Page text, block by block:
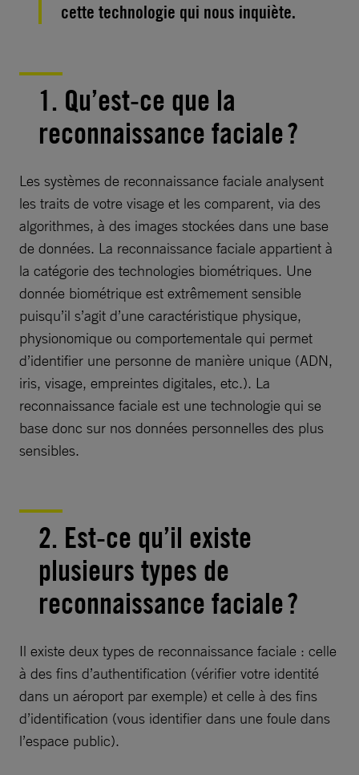
cette technologie qui nous inquiète.
1. Qu’est-ce que la
reconnaissance faciale ?
Les systèmes de reconnaissance faciale analysent
les traits de votre visage et les comparent, via des
algorithmes, à des images stockées dans une base
de données. La reconnaissance faciale appartient à
la catégorie des technologies biométriques. Une
donnée biométrique est extrêmement sensible
puisqu’il s’agit d’une caractéristique physique,
physionomique ou comportementale qui permet
d’identifier une personne de manière unique (ADN,
iris, visage, empreintes digitales, etc.). La
reconnaissance faciale est une technologie qui se
base donc sur nos données personnelles des plus
sensibles.
2. Est-ce qu’il existe
plusieurs types de
reconnaissance faciale ?
Il existe deux types de reconnaissance faciale : celle
à des fins d’authentification (vérifier votre identité
dans un aéroport par exemple) et celle à des fins
d’identification (vous identifier dans une foule dans
l’espace public).